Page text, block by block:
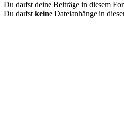
Du darfst deine Beiträge in diesem
Du darfst keine Dateianhänge in